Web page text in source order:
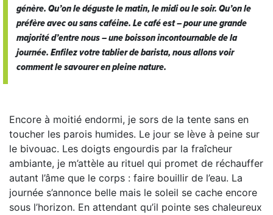
génère. Qu’on le déguste le matin, le midi ou le soir. Qu’on le
préfère avec ou sans caféine. Le café est – pour une grande
majorité d’entre nous – une boisson incontournable de la
journée. Enfilez votre tablier de barista, nous allons voir
comment le savourer en pleine nature.
Encore à moitié endormi, je sors de la tente sans en
toucher les parois humides. Le jour se lève à peine sur
le bivouac. Les doigts engourdis par la fraîcheur
ambiante, je m’attèle au rituel qui promet de réchauffer
autant l’âme que le corps : faire bouillir de l’eau. La
journée s’annonce belle mais le soleil se cache encore
sous l’horizon. En attendant qu’il pointe ses chaleureux